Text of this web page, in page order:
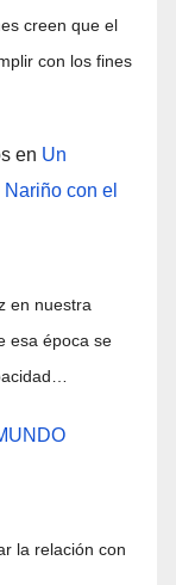
creen que el
con los fines
en Un
con el
en nuestra
esa época se
la relación con